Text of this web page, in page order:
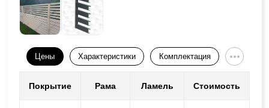
Цены Характеристики Комплектация
Покрытие Рама Ламель Стоимость